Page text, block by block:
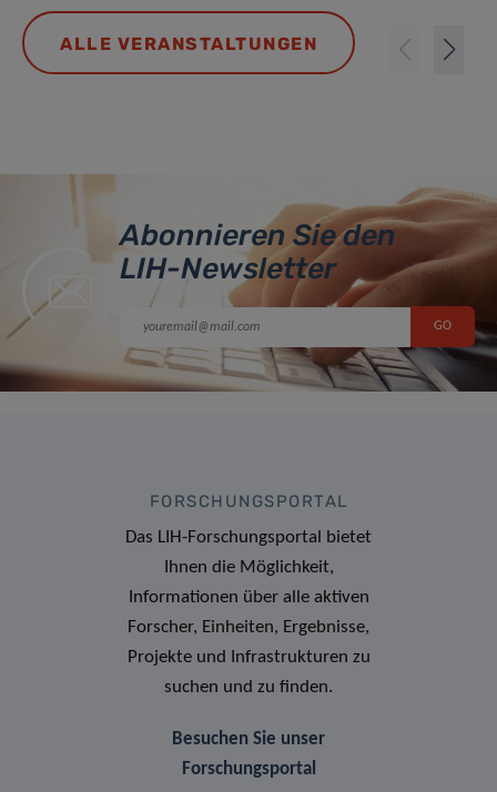
ALLE VERANSTALTUNGEN
Abonnieren Sie den
LIH-Newsletter
FORSCHUNGSPORTAL
Das LIH-Forschungsportal bietet
Ihnen die Möglichkeit,
Informationen über alle aktiven
Forscher, Einheiten, Ergebnisse,
Projekte und Infrastrukturen zu
suchen und zu finden.
Besuchen Sie unser
Forschungsportal